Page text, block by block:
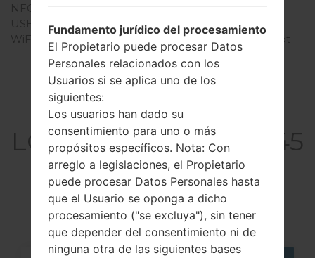
NFC
USB
microUSB 2.0
WiFi
Wi-Fi802.11b/g/n, hotspot
Artículos
LGH345KTGO1(LGH345
KTGO1) akaLG Leon
C50
Fundamento jurídico del procesamiento
El Propietario puede procesar Datos
Personales relacionados con los
Usuarios si se aplica uno de los
siguientes:
Los usuarios han dado su
consentimiento para uno o más
propósitos específicos. Nota: Con
arreglo a legislaciones, el Propietario
puede procesar Datos Personales hasta
que el Usuario se oponga a dicho
procesamiento ("se excluya"), sin tener
que depender del consentimiento ni de
ninguna otra de las siguientes bases